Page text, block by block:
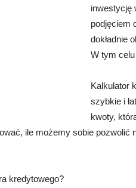
inwestycję
podjęciem
dokładnie
W tym
Kalkulator
szybkie i
kwoty,
ile możemy sobie pozwolić
kredytowego?